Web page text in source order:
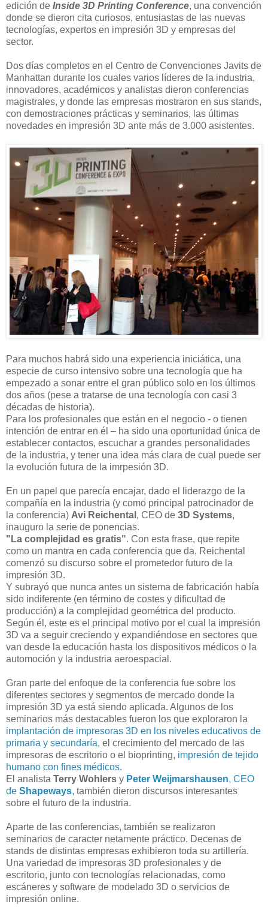
edición de Inside 3D Printing Conference, una convención
donde se dieron cita curiosos, entusiastas de las nuevas
tecnologías, expertos en impresión 3D y empresas del
sector.
Dos días completos en el Centro de Convenciones Javits de
Manhattan durante los cuales varios líderes de la industria,
innovadores, académicos y analistas dieron conferencias
magistrales, y donde las empresas mostraron en sus stands,
con demostraciones prácticas y seminarios, las últimas
novedades en impresión 3D ante más de 3.000 asistentes.
Para muchos habrá sido una experiencia iniciática, una
especie de curso intensivo sobre una tecnología que ha
empezado a sonar entre el gran público solo en los últimos
dos años (pese a tratarse de una tecnología con casi 3
décadas de historia).
Para los profesionales que están en el negocio - o tienen
intención de entrar en él – ha sido una oportunidad única de
establecer contactos, escuchar a grandes personalidades
de la industria, y tener una idea más clara de cual puede ser
la evolución futura de la imrpesión 3D.
En un papel que parecía encajar, dado el liderazgo de la
compañía en la industria (y como principal patrocinador de
la conferencia) Avi Reichental , CEO de 3D Systems,
inauguro la serie de ponencias.
"La complejidad es gratis". Con esta frase, que repite
como un mantra en cada conferencia que da, Reichental
comenzó su discurso sobre el prometedor futuro de la
impresión 3D.
Y subrayó que nunca antes un sistema de fabricación había
sido indiferente (en término de costes y dificultad de
producción) a la complejidad geométrica del producto.
Según él, este es el principal motivo por el cual la impresión
3D va a seguir creciendo y expandiéndose en sectores que
van desde la educación hasta los dispositivos médicos o la
automoción y la industria aeroespacial.
Gran parte del enfoque de la conferencia fue sobre los
diferentes sectores y segmentos de mercado donde la
impresión 3D ya está siendo aplicada. Algunos de los
seminarios más destacables fueron los que exploraron la
implantación de impresoras 3D en los niveles educativos de
primaria y secundaría, el crecimiento del mercado de las
impresoras de escritorio o el bioprinting, impresión de tejido
humano con fines médicos.
El analista Terry Wohlers y Peter Weijmarshausen, CEO
de Shapeways, también dieron discursos interesantes
sobre el futuro de la industria.
Aparte de las conferencias, también se realizaron
seminarios de caracter netamente práctico. Decenas de
stands de distintas empresas exhibieron toda su artillería.
Una variedad de impresoras 3D profesionales y de
escritorio, junto con tecnologías relacionadas, como
escáneres y software de modelado 3D o servicios de
impresión online.